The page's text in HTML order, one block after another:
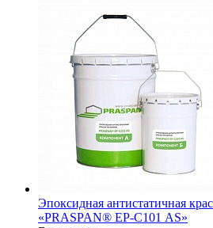
Эпоксидная антистатичная
«PRASPAN® EP-С101 AS»